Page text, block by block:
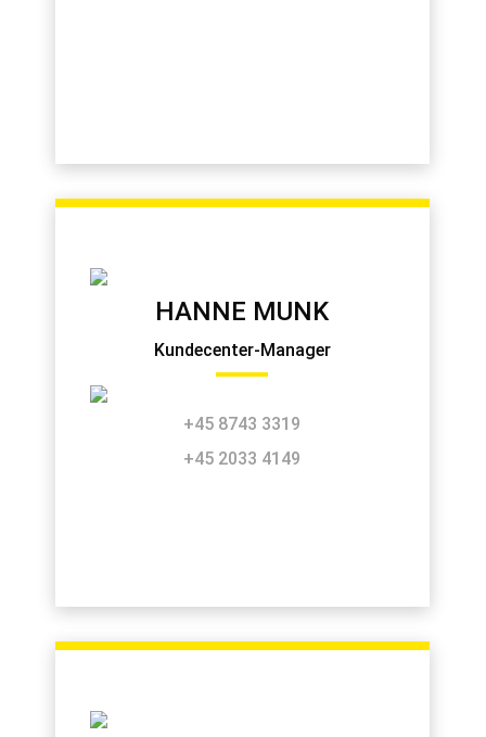
HANNE MUNK
Kundecenter-Manager
+45 8743 3319
+45 2033 4149